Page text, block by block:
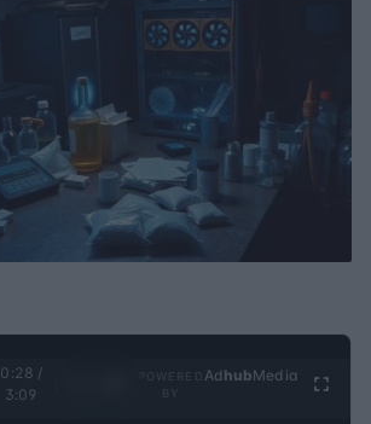
0:29 /
3:09
Ad hubMedia